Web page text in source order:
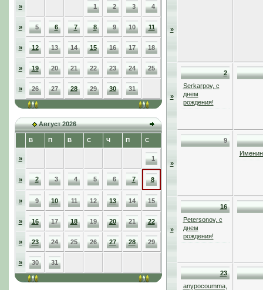
» 1 2 3 4
» 5 6 7 8 9 10 11
» 12 13 14 15 16 17 18
» 19 20 21 22 23 24 25
» 26 27 28 29 30 31
Август 2026
В П В С Ч П С
» 1
» 2 3 4 5 6 7 8
» 9 10 11 12 13 14 15
» 16 17 18 19 20 21 22
» 23 24 25 26 27 28 29
» 30 31
»
»
2
Serkarpov, с
днем
рождения!
»
9
»
16
Petersonov, с
днем
рождения!
23
anypocoumma,